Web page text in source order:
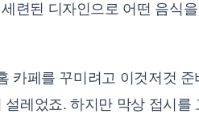
련된 디자인으로 어떤 음식
카페를 꾸미려고 이것저것
레었죠. 하지만 막상 접시